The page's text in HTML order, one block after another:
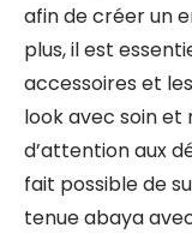
afin de créer un
plus, il est
accessoires et
look avec soin et
d’attention aux
fait possible de
tenue abaya